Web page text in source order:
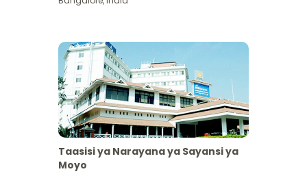
Taasisi ya Narayana ya Sayansi ya
Moyo